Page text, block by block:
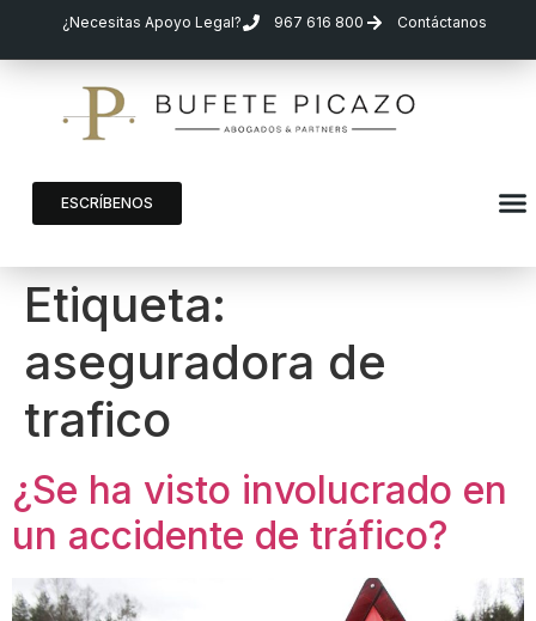
¿Necesitas Apoyo Legal? 967 616 800 Contáctanos
ESCRÍBENOS
Etiqueta:
aseguradora de
trafico
¿Se ha visto involucrado en
un accidente de tráfico?